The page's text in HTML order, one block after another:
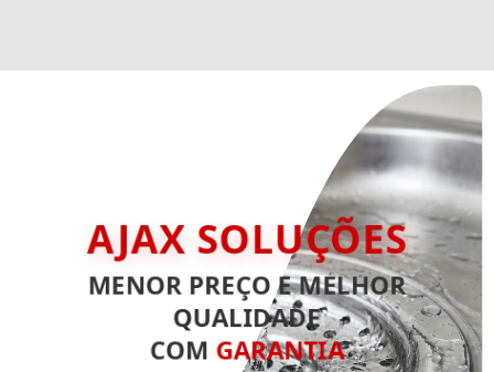
AJAX SOLUÇÕES
MENOR PREÇO E MELHOR
QUALIDADE
COM GARANTIA